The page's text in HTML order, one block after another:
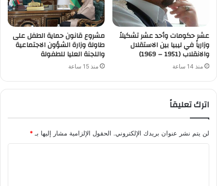
عشر حكومات وأحد عشر تشكيلاً
وزارياً في ليبيا بين الاستقلال
والانقلاب (1951 – 1969)
منذ 14 ساعة
مشروع قانون حماية الطفل على
طاولة وزارة الشؤون الاجتماعية
واللجنة العليا للطفولة
منذ 15 ساعة
اترك تعليقاً
لن يتم نشر عنوان بريدك الإلكتروني. الحقول الإلزامية مشار إليها بـ *